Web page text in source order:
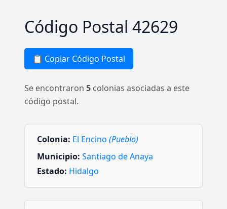
Código Postal 42629
📋 Copiar Código Postal
Se encontraron 5 colonias asociadas a este
código postal.
Colonia: El Encino (Pueblo)
Municipio: Santiago de Anaya
Estado: Hidalgo